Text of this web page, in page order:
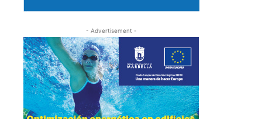
- Advertisement -